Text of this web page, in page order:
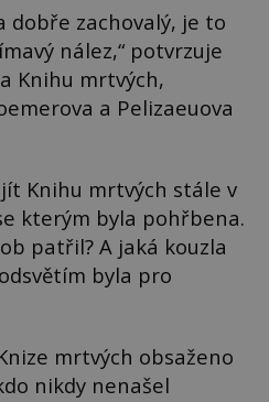
dobře zachovalý, je to
nález,“ potvrzuje
Knihu mrtvých,
a Pelizaeuova
Knihu mrtvých stále v
kterým byla pohřbena.
patřil? A jaká kouzla
byla pro
mrtvých obsaženo
nikdy nenašel